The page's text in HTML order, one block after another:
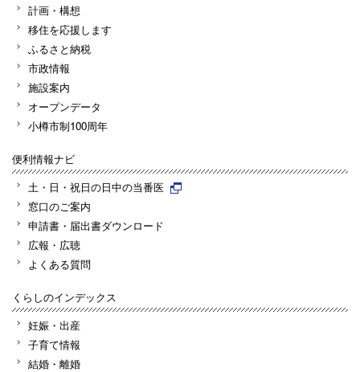
計画・構想
移住を応援します
ふるさと納税
市政情報
施設案内
オープンデータ
小樽市制100周年
便利情報ナビ
土・日・祝日の日中の当番医
窓口のご案内
申請書・届出書ダウンロード
広報・広聴
よくある質問
くらしのインデックス
妊娠・出産
子育て情報
結婚・離婚